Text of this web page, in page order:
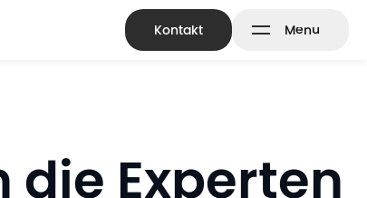
Kontakt Menu
Experten